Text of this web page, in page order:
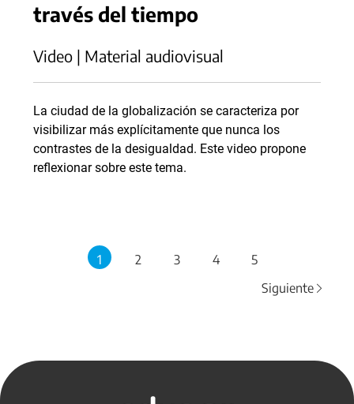
través del tiempo
Video | Material audiovisual
La ciudad de la globalización se caracteriza por
visibilizar más explícitamente que nunca los
contrastes de la desigualdad. Este video propone
reflexionar sobre este tema.
1 2 3 4
5
Siguiente